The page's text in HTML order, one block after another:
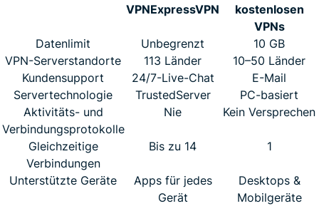
VPNExpressVPN
kostenlosen
VPNs
Datenlimit
Unbegrenzt
10 GB
VPN-Serverstandorte
113 Länder
10–50 Länder
Kundensupport
24/7-Live-Chat
E-Mail
Servertechnologie
TrustedServer
PC-basiert
Aktivitäts- und
Verbindungsprotokolle
Nie Kein Versprechen
Gleichzeitige
Verbindungen
Bis zu 14 1
Unterstützte Geräte
Apps für jedes
Gerät
Desktops &
Mobilgeräte